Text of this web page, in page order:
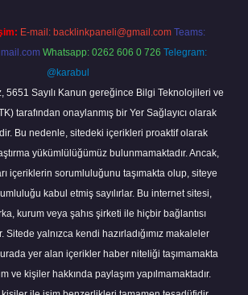
E-mail: backlinkpaneli@gmail.com Teams:
Whatsapp: 0262 606 0 726 Telegram:
@karabul
5651 Sayılı Kanun gereğince Bilgi Teknolojileri ve
tarafından onaylanmış bir Yer Sağlayıcı olarak
Bu nedenle, sitedeki içerikleri proaktif olarak
yükümlülüğümüz bulunmamaktadır. Ancak,
içeriklerin sorumluluğunu taşımakta olup, siteye
kabul etmiş sayılırlar. Bu internet sitesi,
kurum veya şahıs şirketi ile hiçbir bağlantısı
Sitede yalnızca kendi hazırladığımız makaleler
yer alan içerikler haber niteliği taşımamakta
ve kişiler hakkında paylaşım yapılmamaktadır.